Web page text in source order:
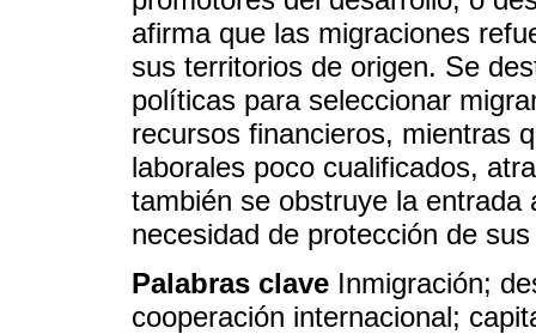
afirma que las migraciones
sus territorios de origen. Se
políticas para seleccionar
recursos financieros, mientras
laborales poco cualificados,
también se obstruye la
necesidad de protección de
Palabras clave Inmigración;
cooperación internacional;